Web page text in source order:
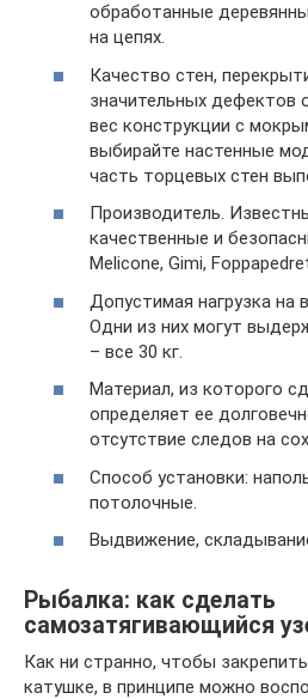
обработанные
на цепях.
Качество стен,
значительных дефектов
вес конструкции с
выбирайте настенные
часть торцевых стен
Производитель.
качественные и
Melicone, Gimi,
Допустимая нагрузка на
Одни из них могут
– все 30 кг.
Материал, из которого
определяет ее
отсутствие следов на
Способ установки:
потолочные.
Выдвижение,
Рыбалка: как сделать
самозатягивающийся
Как ни странно, чтобы
катушке, в принципе можно